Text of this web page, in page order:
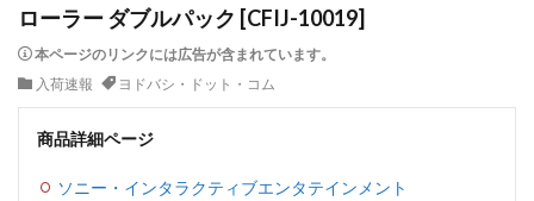
ローラー ダブルパック [CFIJ-10019]
本ページのリンクには広告が含まれています。
入荷速報
ヨドバシ・ドット・コム
商品詳細ページ
ソニー・インタラクティブエンタテインメント